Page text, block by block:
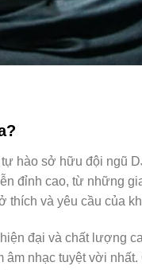
tự hào sở hữu đội ngũ
đỉnh cao, từ những
thích và yêu cầu của
đại và chất lượng
nhạc tuyệt vời